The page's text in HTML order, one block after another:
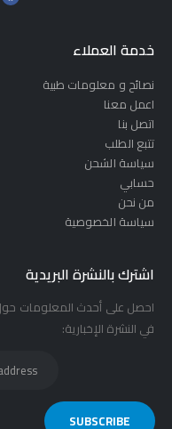
خدمة العملاء
نصائح و معلومات طبية
اعمل معنا
اتصل بنا
تتبع الطلب
سياسة الشحن
حسابي
من نحن
سياسة الخصوصية
اشترك بالنشرة البريدية
احصل على أحدث المعلومات
في النشرة الإخبارية: